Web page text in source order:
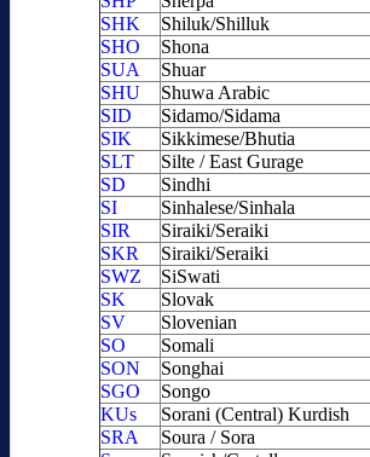
SHK
Shiluk/Shilluk
SHO
Shona
SUA
Shuar
SHU
Shuwa Arabic
SID
Sidamo/Sidama
SIK
Sikkimese/Bhutia
SLT
Silte / East Gurage
SD
Sindhi
SI
Sinhalese/Sinhala
SIR
Siraiki/Seraiki
SKR
Siraiki/Seraiki
SWZ
SiSwati
SK
Slovak
SV
Slovenian
SO
Somali
SON
Songhai
SGO
Songo
KUs
Sorani (Central) Kurdish
SRA
Soura / Sora